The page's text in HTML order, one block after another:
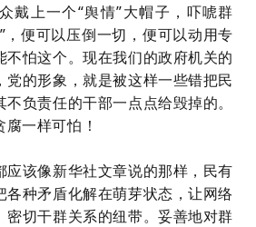
戴上一个“舆情”大帽子，吓唬群
，便可以压倒一切，便可以动用专
不怕这个。现在我们的政府机关的
党的形象，就是被这样一些错把民
负责任的干部一点点给毁掉的。
一样可怕！
应该像新华社文章说的那样，民有
各种矛盾化解在萌芽状态，让网络
密切干群关系的纽带。妥善地对群